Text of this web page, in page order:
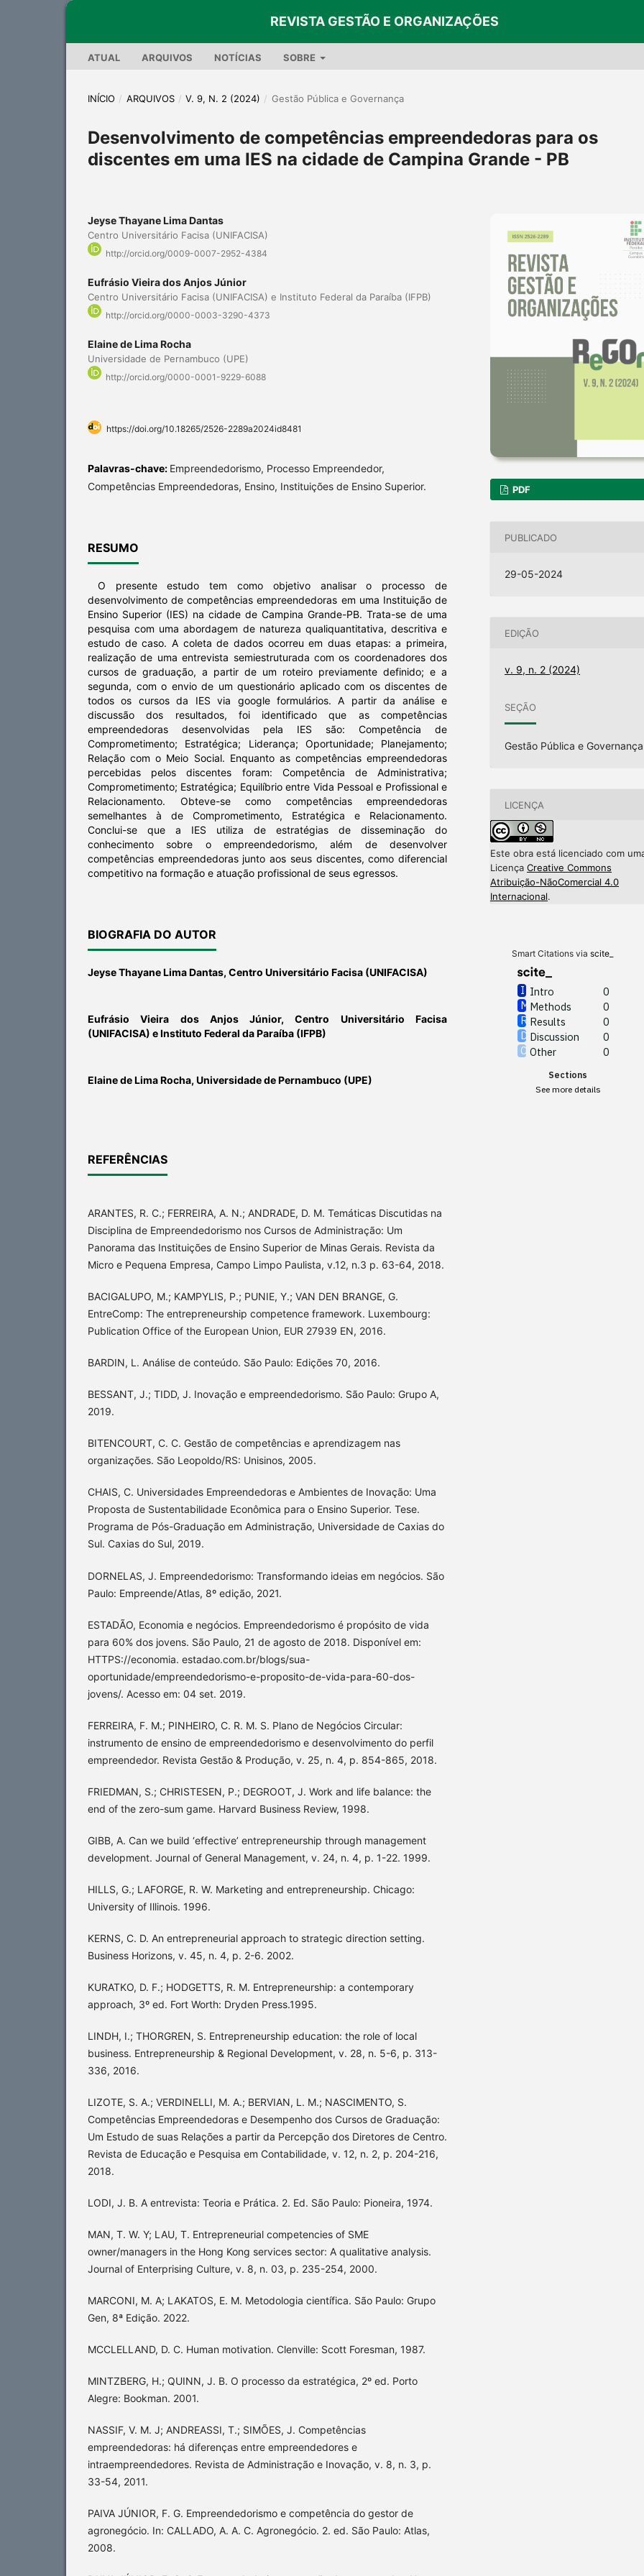
REVISTA GESTÃO E ORGANIZAÇÕES
ATUAL ARQUIVOS NOTÍCIAS SOBRE
INÍCIO / ARQUIVOS / V. 9, N. 2 (2024) / Gestão Pública e Governança
Desenvolvimento de competências empreendedoras para os
discentes em uma IES na cidade de Campina Grande - PB
Jeyse Thayane Lima Dantas
Centro Universitário Facisa (UNIFACISA)
http://orcid.org/0009-0007-2952-4384
Eufrásio Vieira dos Anjos Júnior
Centro Universitário Facisa (UNIFACISA) e Instituto Federal da Paraíba (IFPB)
http://orcid.org/0000-0003-3290-4373
Elaine de Lima Rocha
Universidade de Pernambuco (UPE)
http://orcid.org/0000-0001-9229-6088
https://doi.org/10.18265/2526-2289a2024id8481
Palavras-chave: Empreendedorismo, Processo Empreendedor,
Competências Empreendedoras, Ensino, Instituições de Ensino Superior.
RESUMO
O presente estudo tem como objetivo analisar o processo de
desenvolvimento de competências empreendedoras em uma Instituição de
Ensino Superior (IES) na cidade de Campina Grande-PB. Trata-se de uma
pesquisa com uma abordagem de natureza qualiquantitativa, descritiva e
estudo de caso. A coleta de dados ocorreu em duas etapas: a primeira,
realização de uma entrevista semiestruturada com os coordenadores dos
cursos de graduação, a partir de um roteiro previamente definido; e a
segunda, com o envio de um questionário aplicado com os discentes de
todos os cursos da IES via google formulários. A partir da análise e
discussão dos resultados, foi identificado que as competências
empreendedoras desenvolvidas pela IES são: Competência de
Comprometimento; Estratégica; Liderança; Oportunidade; Planejamento;
Relação com o Meio Social. Enquanto as competências empreendedoras
percebidas pelos discentes foram: Competência de Administrativa;
Comprometimento; Estratégica; Equilíbrio entre Vida Pessoal e Profissional e
Relacionamento. Obteve-se como competências empreendedoras
semelhantes à de Comprometimento, Estratégica e Relacionamento.
Conclui-se que a IES utiliza de estratégias de disseminação do
conhecimento sobre o empreendedorismo, além de desenvolver
competências empreendedoras junto aos seus discentes, como diferencial
competitivo na formação e atuação profissional de seus egressos.
BIOGRAFIA DO AUTOR
Jeyse Thayane Lima Dantas, Centro Universitário Facisa (UNIFACISA)
Eufrásio Vieira dos Anjos Júnior,Centro Universitário Facisa
(UNIFACISA) e Instituto Federal da Paraíba (IFPB)
Elaine de Lima Rocha, Universidade de Pernambuco (UPE)
REFERÊNCIAS
ARANTES, R. C.; FERREIRA, A. N.; ANDRADE, D. M. Temáticas Discutidas na
Disciplina de Empreendedorismo nos Cursos de Administração: Um
Panorama das Instituições de Ensino Superior de Minas Gerais. Revista da
Micro e Pequena Empresa, Campo Limpo Paulista, v.12, n.3 p. 63-64, 2018.
BACIGALUPO, M.; KAMPYLIS, P.; PUNIE, Y.; VAN DEN BRANGE, G.
EntreComp: The entrepreneurship competence framework. Luxembourg:
Publication Office of the European Union, EUR 27939 EN, 2016.
BARDIN, L. Análise de conteúdo. São Paulo: Edições 70, 2016.
BESSANT, J.; TIDD, J. Inovação e empreendedorismo. São Paulo: Grupo A,
2019.
BITENCOURT, C. C. Gestão de competências e aprendizagem nas
organizações. São Leopoldo/RS: Unisinos, 2005.
CHAIS, C. Universidades Empreendedoras e Ambientes de Inovação: Uma
Proposta de Sustentabilidade Econômica para o Ensino Superior. Tese.
Programa de Pós-Graduação em Administração, Universidade de Caxias do
Sul. Caxias do Sul, 2019.
DORNELAS, J. Empreendedorismo: Transformando ideias em negócios. São
Paulo: Empreende/Atlas, 8º edição, 2021.
ESTADÃO, Economia e negócios. Empreendedorismo é propósito de vida
para 60% dos jovens. São Paulo, 21 de agosto de 2018. Disponível em:
HTTPS://economia. estadao.com.br/blogs/sua-
oportunidade/empreendedorismo-e-proposito-de-vida-para-60-dos-
jovens/. Acesso em: 04 set. 2019.
FERREIRA, F. M.; PINHEIRO, C. R. M. S. Plano de Negócios Circular:
instrumento de ensino de empreendedorismo e desenvolvimento do perfil
empreendedor. Revista Gestão & Produção, v. 25, n. 4, p. 854-865, 2018.
FRIEDMAN, S.; CHRISTESEN, P.; DEGROOT, J. Work and life balance: the
end of the zero-sum game. Harvard Business Review, 1998.
GIBB, A. Can we build ‘effective’ entrepreneurship through management
development. Journal of General Management, v. 24, n. 4, p. 1-22. 1999.
HILLS, G.; LAFORGE, R. W. Marketing and entrepreneurship. Chicago:
University of Illinois. 1996.
KERNS, C. D. An entrepreneurial approach to strategic direction setting.
Business Horizons, v. 45, n. 4, p. 2-6. 2002.
KURATKO, D. F.; HODGETTS, R. M. Entrepreneurship: a contemporary
approach, 3º ed. Fort Worth: Dryden Press.1995.
LINDH, I.; THORGREN, S. Entrepreneurship education: the role of local
business. Entrepreneurship & Regional Development, v. 28, n. 5-6, p. 313-
336, 2016.
LIZOTE, S. A.; VERDINELLI, M. A.; BERVIAN, L. M.; NASCIMENTO, S.
Competências Empreendedoras e Desempenho dos Cursos de Graduação:
Um Estudo de suas Relações a partir da Percepção dos Diretores de Centro.
Revista de Educação e Pesquisa em Contabilidade, v. 12, n. 2, p. 204-216,
2018.
LODI, J. B. A entrevista: Teoria e Prática. 2. Ed. São Paulo: Pioneira, 1974.
MAN, T. W. Y; LAU, T. Entrepreneurial competencies of SME
owner/managers in the Hong Kong services sector: A qualitative analysis.
Journal of Enterprising Culture, v. 8, n. 03, p. 235-254, 2000.
MARCONI, M. A; LAKATOS, E. M. Metodologia científica. São Paulo: Grupo
Gen, 8ª Edição. 2022.
MCCLELLAND, D. C. Human motivation. Clenville: Scott Foresman, 1987.
MINTZBERG, H.; QUINN, J. B. O processo da estratégica, 2º ed. Porto
Alegre: Bookman. 2001.
NASSIF, V. M. J; ANDREASSI, T.; SIMÕES, J. Competências
empreendedoras: há diferenças entre empreendedores e
intraempreendedores. Revista de Administração e Inovação, v. 8, n. 3, p.
33-54, 2011.
PAIVA JÚNIOR, F. G. Empreendedorismo e competência do gestor de
agronegócio. In: CALLADO, A. A. C. Agronegócio. 2. ed. São Paulo: Atlas,
2008.
PDF
PUBLICADO
29-05-2024
EDIÇÃO
v. 9, n. 2 (2024)
SEÇÃO
Gestão Pública e Governança
LICENÇA
Este obra está licenciado com
Licença Creative Commons
Atribuição-NãoComercial 4.0
Internacional.
Smart Citations via scite_
Intro
0
Methods
0
Results
0
Discussion
0
Other
0
Sections
See more details